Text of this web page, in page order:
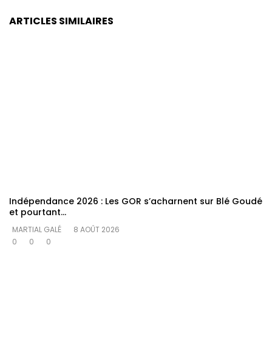
ARTICLES SIMILAIRES
Indépendance 2026 : Les GOR s’acharnent sur Blé Goudé
et pourtant…
MARTIAL GALÉ
8 AOÛT 2026
0
0 0